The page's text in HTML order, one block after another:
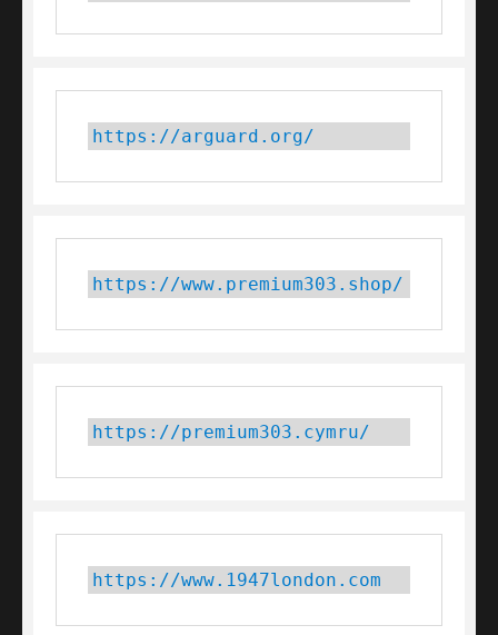
https://arguard.org/
https://www.premium303.shop/
https://premium303.cymru/
https://www.1947london.com